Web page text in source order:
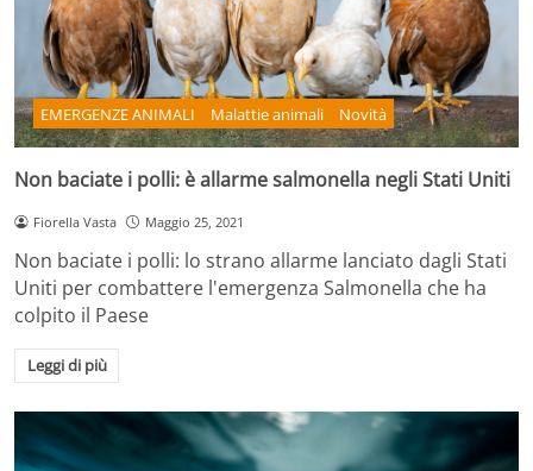
EMERGENZE ANIMALI Malattie animali Novità
Non baciate i polli: è allarme salmonella negli Stati Uniti
Fiorella Vasta Maggio 25, 2021
Non baciate i polli: lo strano allarme lanciato dagli Stati
Uniti per combattere l'emergenza Salmonella che ha
colpito il Paese
Leggi di più